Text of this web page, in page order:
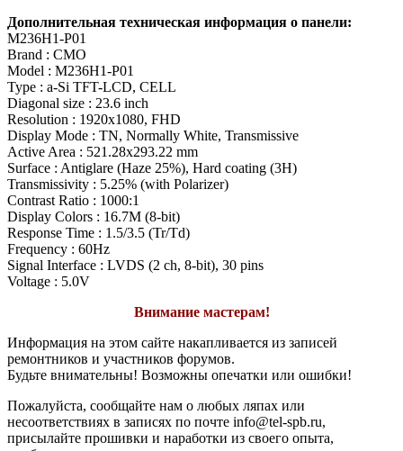
Дополнительная техническая информация о панели:
M236H1-P01
Brand : CMO
Model : M236H1-P01
Type : a-Si TFT-LCD, CELL
Diagonal size : 23.6 inch
Resolution : 1920x1080, FHD
Display Mode : TN, Normally White, Transmissive
Active Area : 521.28x293.22 mm
Surface : Antiglare (Haze 25%), Hard coating (3H)
Transmissivity : 5.25% (with Polarizer)
Contrast Ratio : 1000:1
Display Colors : 16.7M (8-bit)
Response Time : 1.5/3.5 (Tr/Td)
Frequency : 60Hz
Signal Interface : LVDS (2 ch, 8-bit), 30 pins
Voltage : 5.0V
Внимание мастерам!
Информация на этом сайте накапливается из записей
ремонтников и участников форумов.
Будьте внимательны! Возможны опечатки или ошибки!
Пожалуйста, сообщайте нам о любых ляпах или
несоответствиях в записях по почте info@tel-spb.ru,
присылайте прошивки и наработки из своего опыта,